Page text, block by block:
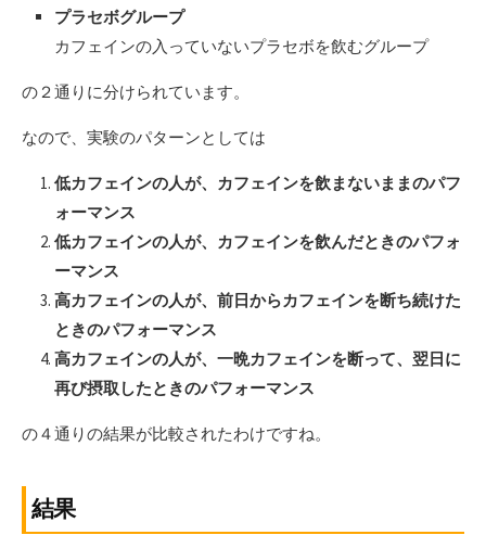
プラセボグループ
カフェインの入っていないプラセボを飲むグループ
の２通りに分けられています。
なので、実験のパターンとしては
低カフェインの人が、カフェインを飲まないままのパフ
ォーマンス
低カフェインの人が、カフェインを飲んだときのパフォ
ーマンス
高カフェインの人が、前日からカフェインを断ち続けた
ときのパフォーマンス
高カフェインの人が、一晩カフェインを断って、翌日に
再び摂取したときのパフォーマンス
の４通りの結果が比較されたわけですね。
結果